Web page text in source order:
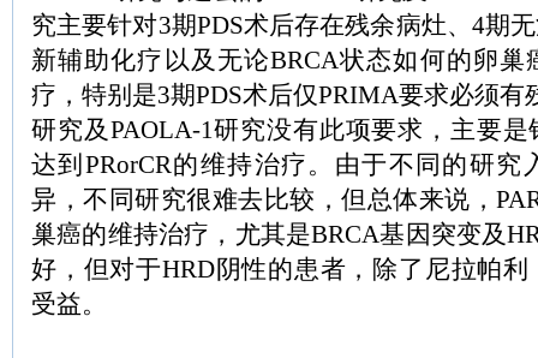
究主要针对3期PDS术后存在残余病灶、4期
新辅助化疗以及无论BRCA状态如何的卵巢
疗，特别是3期PDS术后仅PRIMA要求必须有
研究及PAOLA-1研究没有此项要求，主要
达到PRorCR的维持治疗。由于不同的研究
异，不同研究很难去比较，但总体来说，
巢癌的维持治疗，尤其是BRCA基因突变及
好，但对于HRD阴性的患者，除了尼拉帕
受益。